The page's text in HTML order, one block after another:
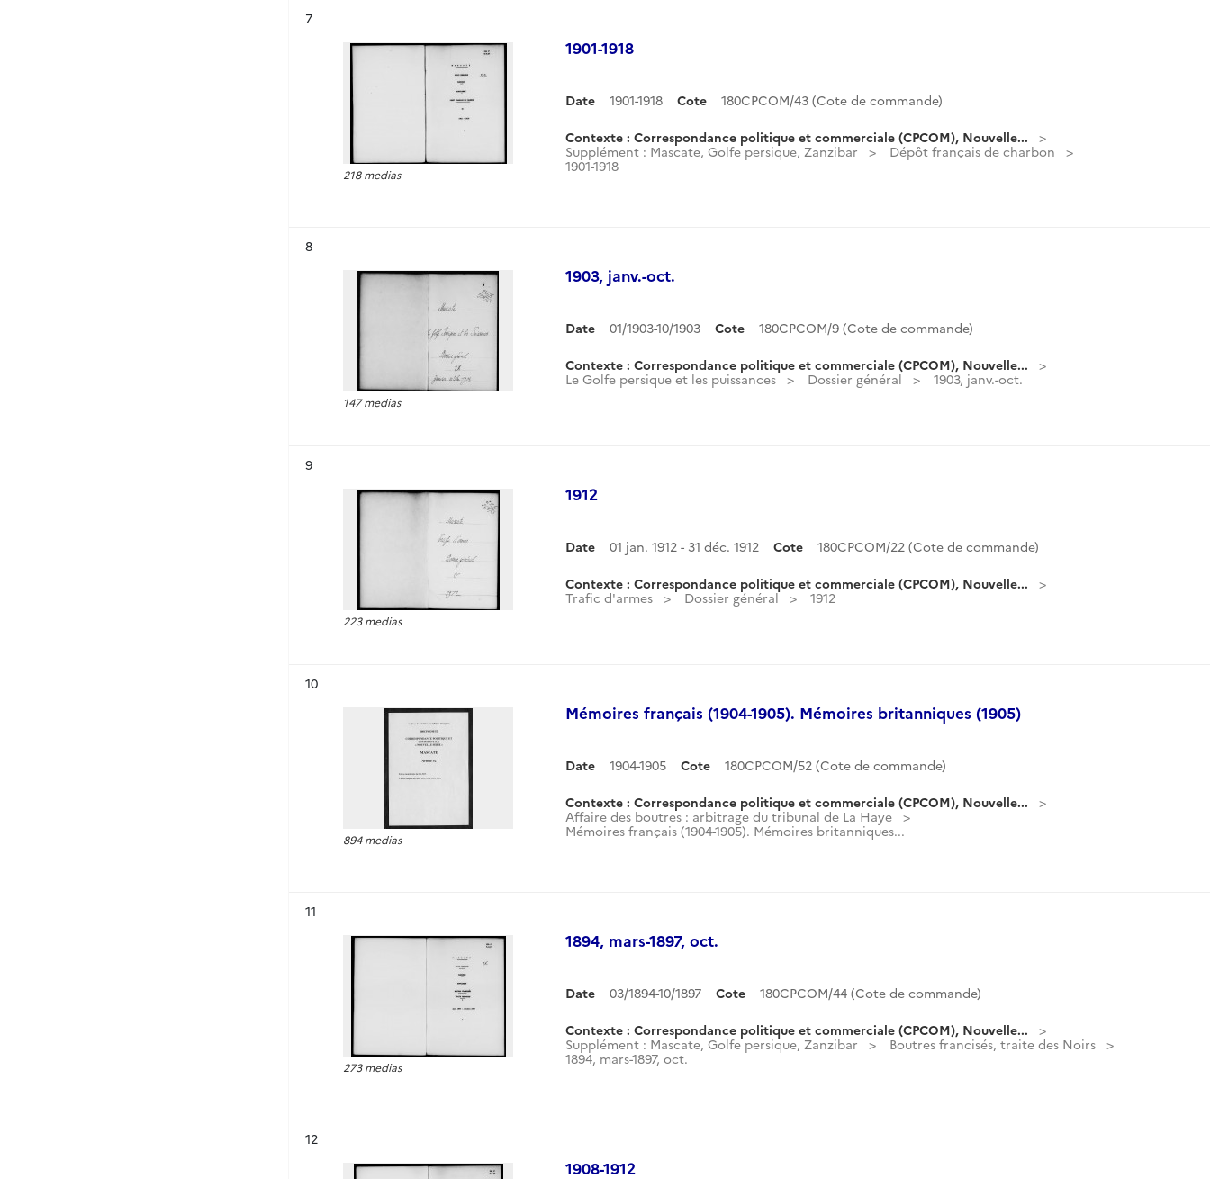
7
218 medias
1901-1918
Date 1901-1918 Cote 180CPCOM/43 (Cote de commande)
Contexte : Correspondance politique et commerciale (CPCOM), Nouvelle...
Supplément : Mascate, Golfe persique, Zanzibar
Dépôt français de charbon
1901-1918
8
147 medias
1903, janv.-oct.
Date 01/1903-10/1903 Cote 180CPCOM/9 (Cote de commande)
Contexte : Correspondance politique et commerciale (CPCOM), Nouvelle...
Le Golfe persique et les puissances
Dossier général 1903, janv.-oct.
9
223 medias
1912
Date 01 jan. 1912 - 31 déc. 1912 Cote 180CPCOM/22 (Cote de commande)
Contexte : Correspondance politique et commerciale (CPCOM), Nouvelle...
Trafic d'armes
Dossier général 1912
10
894 medias
Mémoires français (1904-1905). Mémoires britanniques (1905)
Date 1904-1905 Cote 180CPCOM/52 (Cote de commande)
Contexte : Correspondance politique et commerciale (CPCOM), Nouvelle...
Affaire des boutres : arbitrage du tribunal de La Haye
Mémoires français (1904-1905). Mémoires britanniques...
11
273 medias
1894, mars-1897, oct.
Date 03/1894-10/1897 Cote 180CPCOM/44 (Cote de commande)
Contexte : Correspondance politique et commerciale (CPCOM), Nouvelle...
Supplément : Mascate, Golfe persique, Zanzibar
Boutres francisés, traite des Noirs
1894, mars-1897, oct.
12
1908-1912